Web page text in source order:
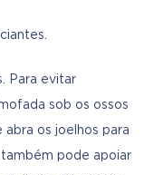
Para evitar
sob os ossos
os joelhos para
pode apoiar